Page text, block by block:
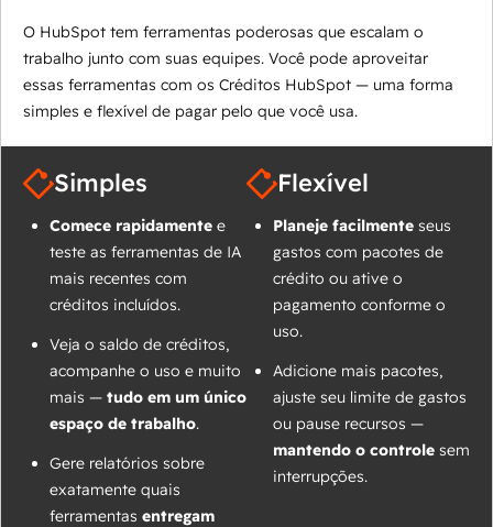
O HubSpot tem ferramentas poderosas que escalam o
trabalho junto com suas equipes. Você pode aproveitar
essas ferramentas com os Créditos HubSpot — uma forma
simples e flexível de pagar pelo que você usa.
Simples
Comece rapidamente e
teste as ferramentas de IA
mais recentes com
créditos incluídos.
Veja o saldo de créditos,
acompanhe o uso e muito
mais — tudo em um único
espaço de trabalho.
Gere relatórios sobre
exatamente quais
ferramentas entregam
Flexível
Planeje facilmente seus
gastos com pacotes de
crédito ou ative o
pagamento conforme o
uso.
Adicione mais pacotes,
ajuste seu limite de gastos
ou pause recursos —
mantendo o controle sem
interrupções.